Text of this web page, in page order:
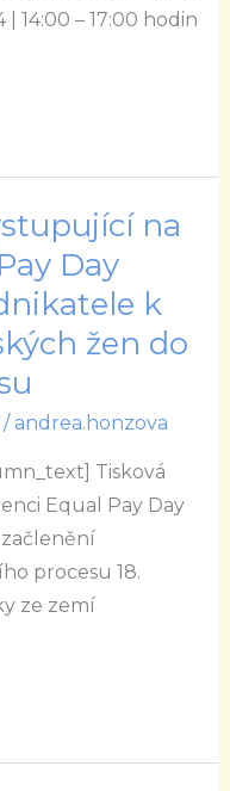
14:00 – 17:00 hodin
na
Day
k
žen do
andrea.honzova
Tisková
Equal Pay Day
procesu 18.
ze zemí